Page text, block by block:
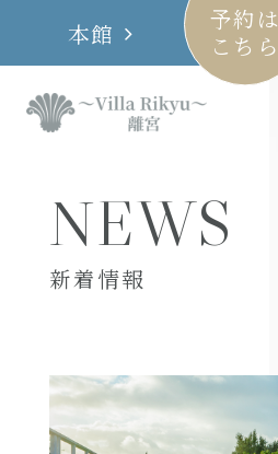
NEWS
新着情報
本館
予約は
こちら